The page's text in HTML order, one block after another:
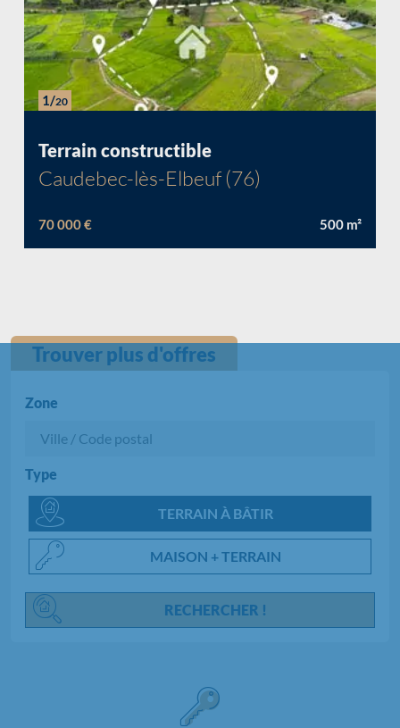
Chargement...
1/20
Terrain constructible
Caudebec-lès-Elbeuf (76)
70 000 € 500 m²
Trouver plus d'offres
Chargement...
Zone
Type
TERRAIN À BÂTIR
MAISON + TERRAIN
RECHERCHER !